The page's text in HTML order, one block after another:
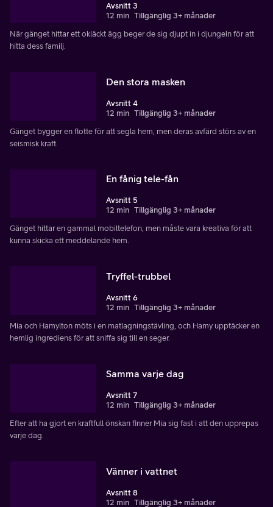
Avsnitt 3
12 min Tillgänglig 3+ månader
När gänget hittar ett okläckt ägg beger de sig djupt in i djungeln för att
hitta dess familj.
Den stora masken
Avsnitt 4
12 min Tillgänglig 3+ månader
Gänget bygger en flotte för att segla hem, men deras avfärd störs av en
seismisk kraft.
En fånig tele-fån
Avsnitt 5
12 min Tillgänglig 3+ månader
Gänget hittar en gammal mobiltelefon, men måste vara kreativa för att
kunna skicka ett meddelande hem.
Tryffel-trubbel
Avsnitt 6
12 min Tillgänglig 3+ månader
Mia och Hamylton möts i en matlagningstävling, och Hamy upptäcker en
hemlig ingrediens för att sniffa sig till en seger.
Samma varje dag
Avsnitt 7
12 min Tillgänglig 3+ månader
Efter att ha gjort en kraftfull önskan finner Mia sig fast i att den upprepas
varje dag.
Vänner i vattnet
Avsnitt 8
12 min Tillgänglig 3+ månader